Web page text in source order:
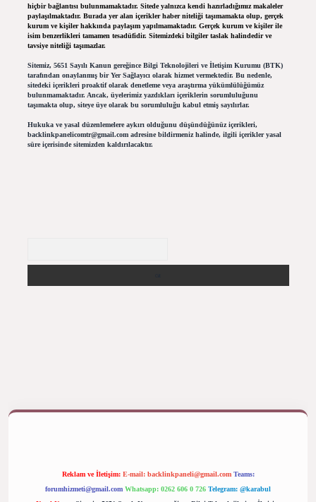
hiçbir bağlantısı bulunmamaktadır. Sitede yalnızca kendi hazırladığımız makaleler
paylaşılmaktadır. Burada yer alan içerikler haber niteliği taşımamakta olup, gerçek
kurum ve kişiler hakkında paylaşım yapılmamaktadır. Gerçek kurum ve kişiler ile
isim benzerlikleri tamamen tesadüfidir. Sitemizdeki bilgiler taslak halindedir ve
tavsiye niteliği taşımazlar.
Sitemiz, 5651 Sayılı Kanun gereğince Bilgi Teknolojileri ve İletişim Kurumu (BTK)
tarafından onaylanmış bir Yer Sağlayıcı olarak hizmet vermektedir. Bu nedenle,
sitedeki içerikleri proaktif olarak denetleme veya araştırma yükümlülüğümüz
bulunmamaktadır. Ancak, üyelerimiz yazdıkları içeriklerin sorumluluğunu
taşımakta olup, siteye üye olarak bu sorumluluğu kabul etmiş sayılırlar.
Hukuka ve yasal düzenlemelere aykırı olduğunu düşündüğünüz içerikleri,
backlinkpanelicomtr@gmail.comadresine bildirmeniz halinde, ilgili içerikler yasal
süre içerisinde sitemizden kaldırılacaktır.
Reklam ve İletişim: E-mail: backlinkpaneli@gmail.com Teams:
forumhizmeti@gmail.com Whatsapp: 0262 606 0 726 Telegram: @karabul